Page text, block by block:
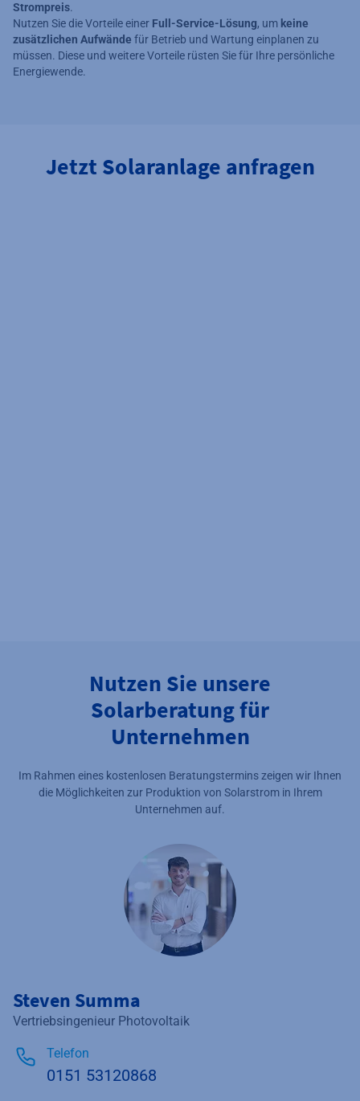
Strompreis.
Nutzen Sie die Vorteile einer Full-Service-Lösung, um keine
zusätzlichen Aufwände für Betrieb und Wartung einplanen zu
müssen. Diese und weitere Vorteile rüsten Sie für Ihre persönliche
Energiewende.
Jetzt Solaranlage anfragen
Nutzen Sie unsere
Solarberatung für
Unternehmen
Im Rahmen eines kostenlosen Beratungstermins zeigen wir Ihnen
die Möglichkeiten zur Produktion von Solarstrom in Ihrem
Unternehmen auf.
Steven Summa
Vertriebsingenieur Photovoltaik
Telefon
0151 53120868